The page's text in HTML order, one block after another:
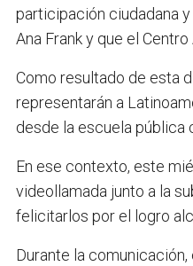
participación ciudadana
Ana Frank y que el
Como resultado de esta
representarán a
desde la escuela pública
En ese contexto, este
videollamada junto a la
felicitarlos por el logro
Durante la